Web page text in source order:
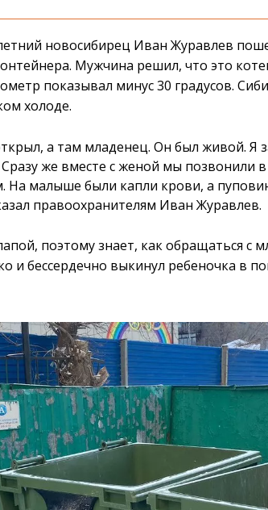
новосибирец Иван Журавлев
Мужчина решил, что это
показывал минус 30 градусов.
холоде.
а там младенец. Он был живой. Я
же вместе с женой мы
На малыше были капли крови, а
правоохранителям Иван Журавлев.
поэтому знает, как обращаться с
и бессердечно выкинул ребеночка в